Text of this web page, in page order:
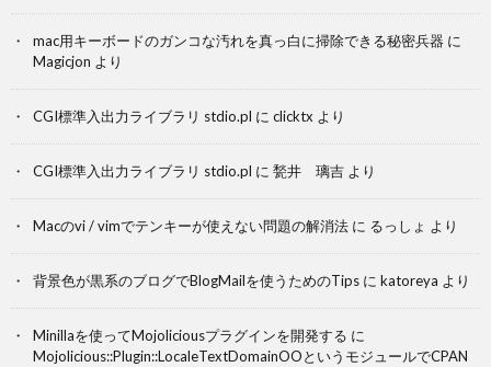
mac用キーボードのガンコな汚れを真っ白に掃除できる秘密兵器 に
Magicjon より
CGI標準入出力ライブラリ stdio.pl に clicktx より
CGI標準入出力ライブラリ stdio.pl に 甃井 璃吉 より
Macのvi / vimでテンキーが使えない問題の解消法 に るっしょ より
背景色が黒系のブログでBlogMailを使うためのTips に katoreya より
Minillaを使ってMojoliciousプラグインを開発する に
Mojolicious::Plugin::LocaleTextDomainOOというモジュールでCPAN